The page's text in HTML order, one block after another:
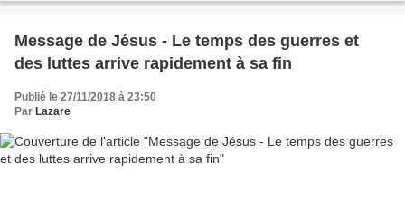
Message de Jésus - Le temps des guerres et
des luttes arrive rapidement à sa fin
Publié le 27/11/2018 à 23:50
Par Lazare